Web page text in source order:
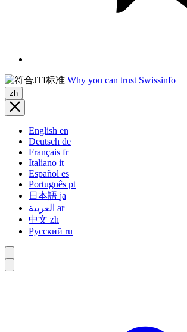
Why you can trust Swissinfo
zh
English en
Deutsch de
Français fr
Italiano it
Español es
Português pt
日本語 ja
ar
中文 zh
Русский ru